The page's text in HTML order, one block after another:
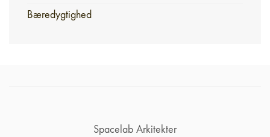
Bæredygtighed
Spacelab Arkitekter